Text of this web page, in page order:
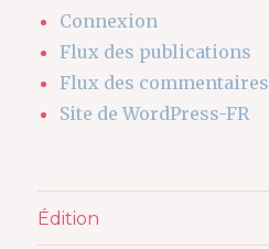
Connexion
Flux des publications
Flux des commentaires
Site de WordPress-FR
Édition